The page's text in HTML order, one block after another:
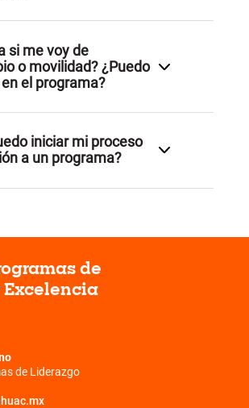
si me voy de
o movilidad? ¿Puedo
el programa?
iniciar mi proceso
a un programa?
a este grupo para conocer los
de
Excelencia
de Liderazgo